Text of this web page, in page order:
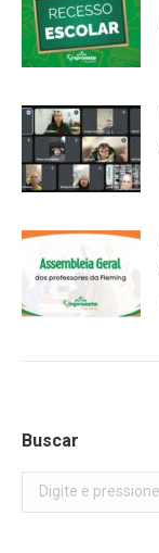
Buscar
Search: